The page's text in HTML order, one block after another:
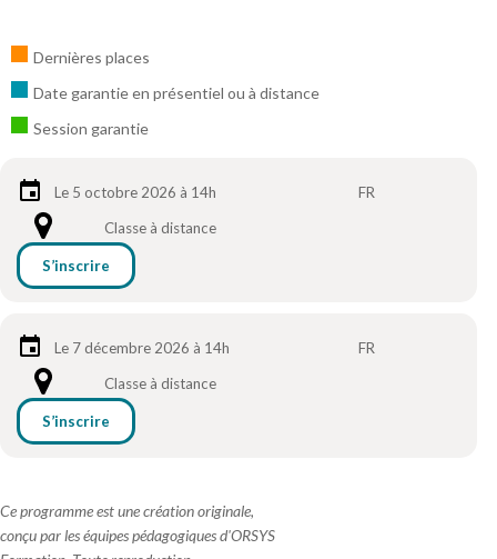
Dernières places
Date garantie en présentiel ou à distance
Session garantie
Le 5 octobre 2026 à 14h
FR
Classe à distance
S’inscrire
Le 7 décembre 2026 à 14h
FR
Classe à distance
S’inscrire
Ce programme est une création originale,
conçu par les équipes pédagogiques d'ORSYS